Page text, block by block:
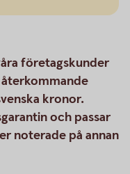
företagskunder
kronor.
och passar
noterade på annan